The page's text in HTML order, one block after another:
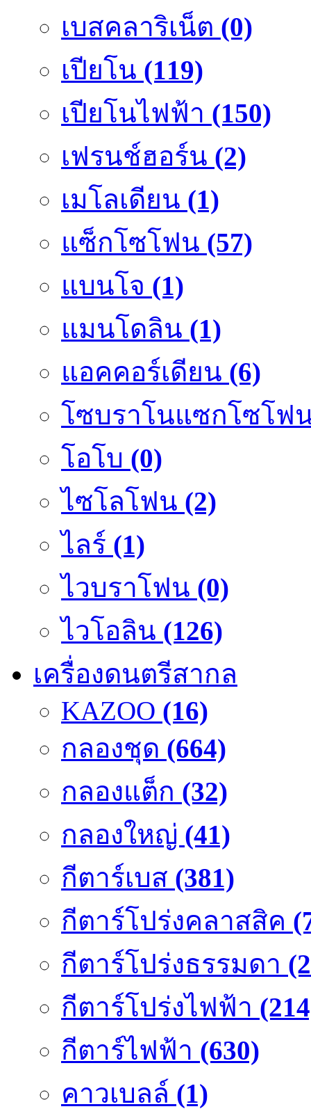
เบสคลาริเน็ต (0)
เปียโน (119)
เปียโนไฟฟ้า (150)
เฟรนช์ฮอร์น (2)
เมโลเดียน (1)
แซ็กโซโฟน (57)
แบนโจ (1)
แมนโดลิน (1)
แอคคอร์เดียน (6)
โซบราโนแซกโซโฟ
โอโบ (0)
ไซโลโฟน (2)
ไลร์ (1)
ไวบราโฟน (0)
ไวโอลิน (126)
เครื่องดนตรีสากล
KAZOO (16)
กลองชุด (664)
กลองแต็ก (32)
กลองใหญ่ (41)
กีตาร์เบส (381)
กีตาร์โปร่งคลาสสิค
กีตาร์โปร่งธรรมดา
กีตาร์โปร่งไฟฟ้า
กีตาร์ไฟฟ้า (630)
คาวเบลล์ (1)